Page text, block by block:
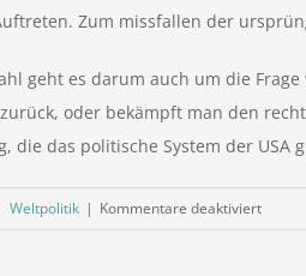
Zum missfallen der
geht es darum auch um die
oder bekämpft man den
die das politische System der USA
Weltpolitik | Kommentare deaktiviertfür